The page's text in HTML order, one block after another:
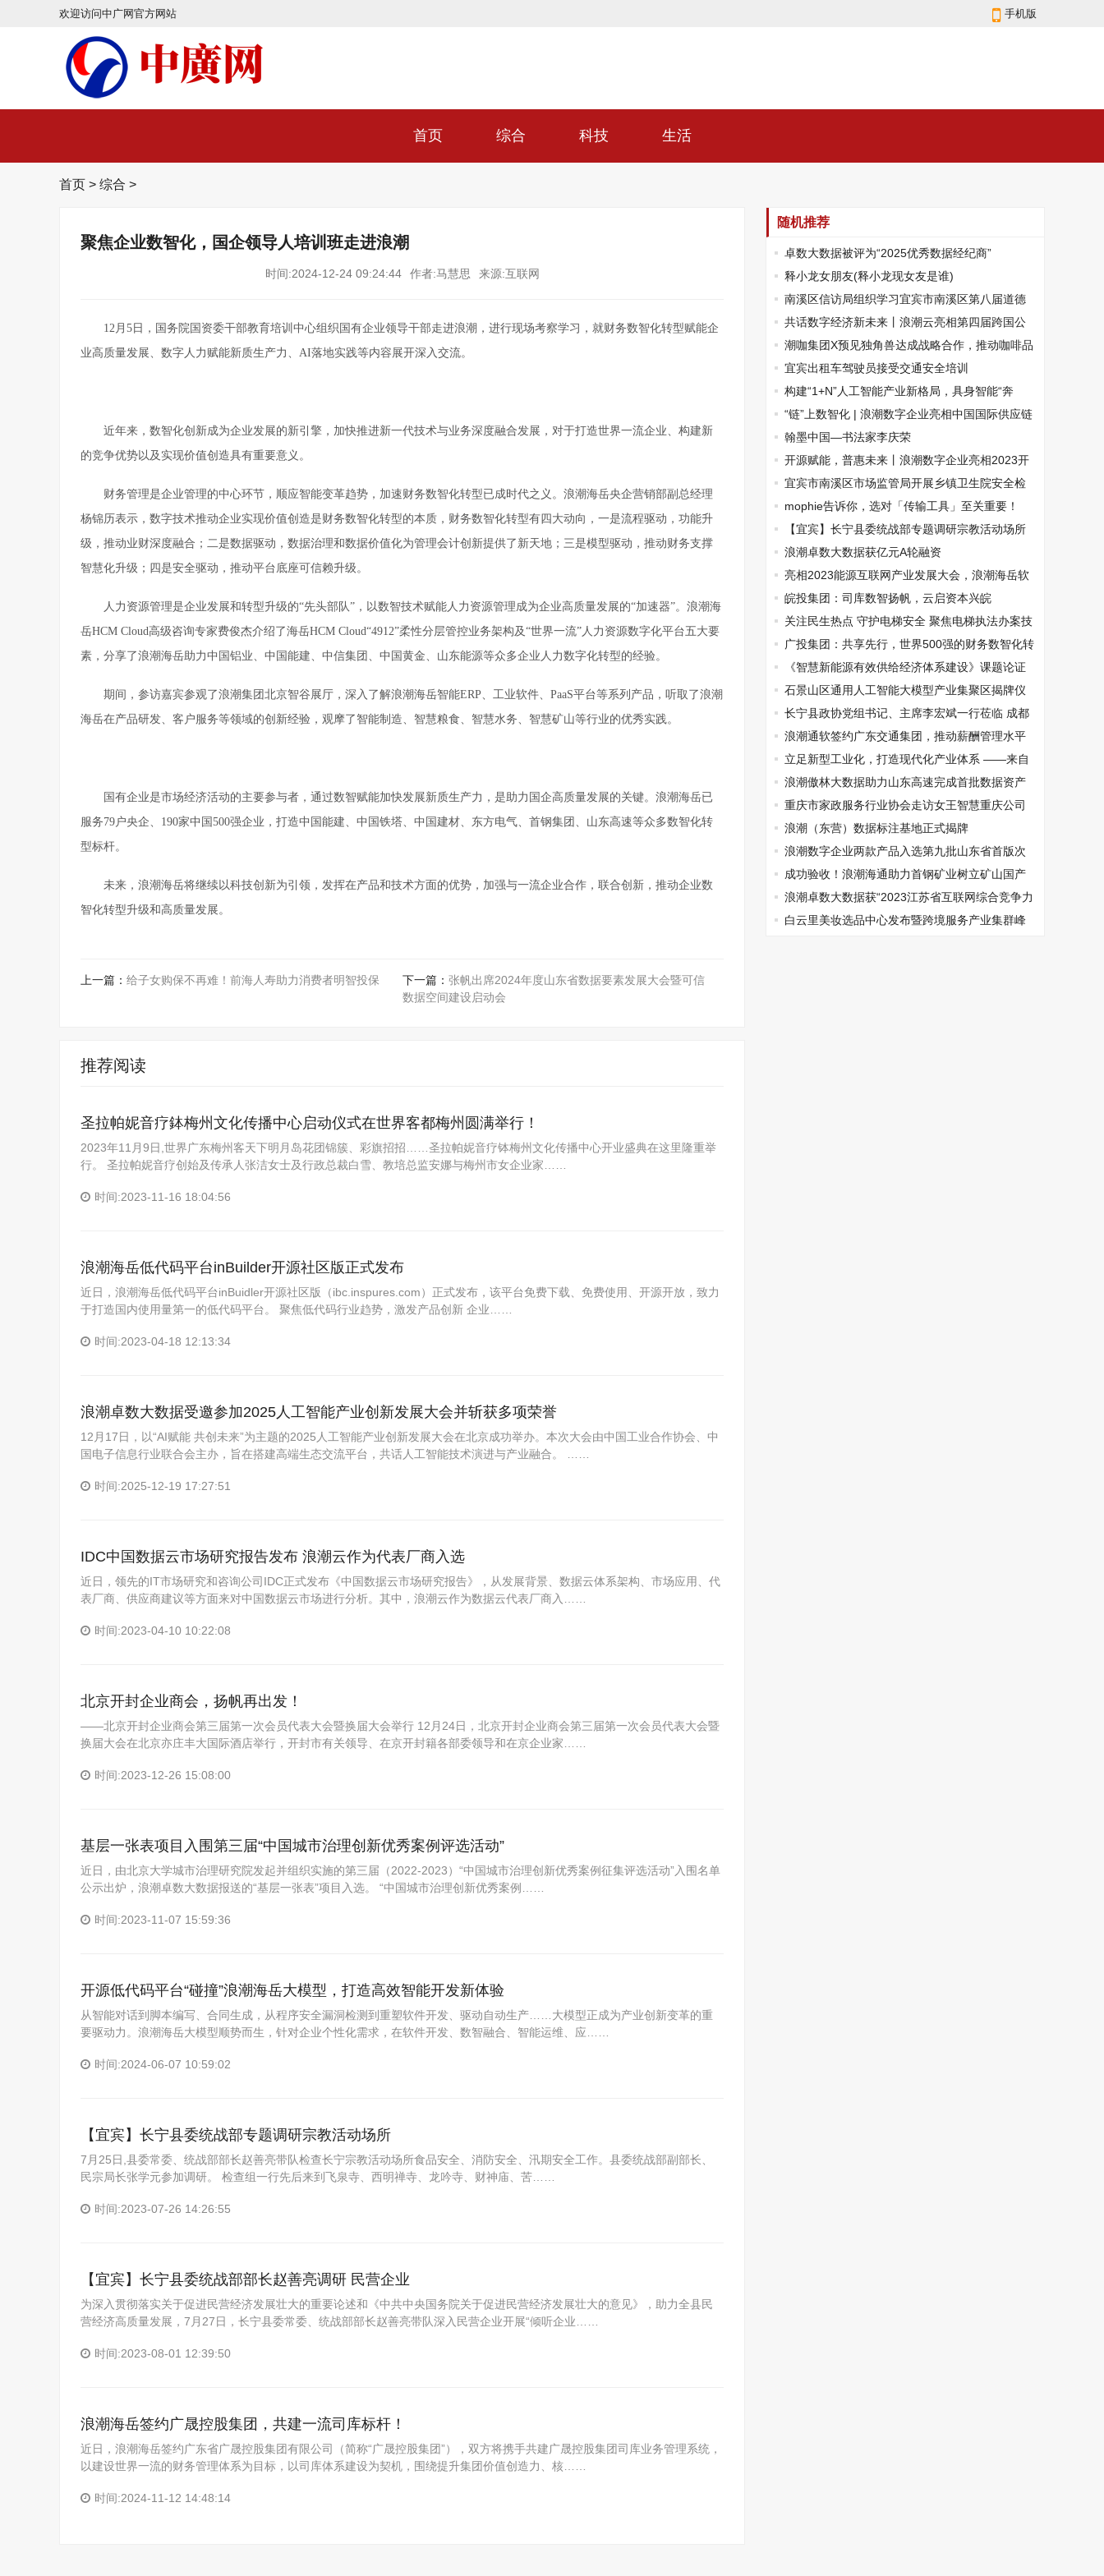
欢迎访问中广网官方网站 手机版
首页 综合 科技 生活
首页 > 综合 >
聚焦企业数智化，国企领导人培训班走进浪潮
时间:2024-12-24 09:24:44 作者:马慧思 来源:互联网
12月5日，国务院国资委干部教育培训中心组织国有企业领导干部走进浪潮，进行现场考察学习，就财务数智化转型赋能企
业高质量发展、数字人力赋能新质生产力、AI落地实践等内容展开深入交流。
近年来，数智化创新成为企业发展的新引擎，加快推进新一代技术与业务深度融合发展，对于打造世界一流企业、构建新
的竞争优势以及实现价值创造具有重要意义。
财务管理是企业管理的中心环节，顺应智能变革趋势，加速财务数智化转型已成时代之义。浪潮海岳央企营销部副总经理
杨锦历表示，数字技术推动企业实现价值创造是财务数智化转型的本质，财务数智化转型有四大动向，一是流程驱动，功能升
级，推动业财深度融合；二是数据驱动，数据治理和数据价值化为管理会计创新提供了新天地；三是模型驱动，推动财务支撑
智慧化升级；四是安全驱动，推动平台底座可信赖升级。
人力资源管理是企业发展和转型升级的“先头部队”，以数智技术赋能人力资源管理成为企业高质量发展的“加速器”。浪潮海
岳HCM Cloud高级咨询专家费俊杰介绍了海岳HCM Cloud“4912”柔性分层管控业务架构及“世界一流”人力资源数字化平台五大要
素，分享了浪潮海岳助力中国铝业、中国能建、中信集团、中国黄金、山东能源等众多企业人力数字化转型的经验。
期间，参访嘉宾参观了浪潮集团北京智谷展厅，深入了解浪潮海岳智能ERP、工业软件、PaaS平台等系列产品，听取了浪潮
海岳在产品研发、客户服务等领域的创新经验，观摩了智能制造、智慧粮食、智慧水务、智慧矿山等行业的优秀实践。
国有企业是市场经济活动的主要参与者，通过数智赋能加快发展新质生产力，是助力国企高质量发展的关键。浪潮海岳已
服务79户央企、190家中国500强企业，打造中国能建、中国铁塔、中国建材、东方电气、首钢集团、山东高速等众多数智化转
型标杆。
未来，浪潮海岳将继续以科技创新为引领，发挥在产品和技术方面的优势，加强与一流企业合作，联合创新，推动企业数
智化转型升级和高质量发展。
上一篇： 给子女购保不再难！前海人寿助力消费者明智投保 下一篇： 张帆出席2024年度山东省数据要素发展大会暨可信
数据空间建设启动会
推荐阅读
圣拉帕妮音疗鉢梅州文化传播中心启动仪式在世界客都梅州圆满举行！
2023年11月9日,世界广东梅州客天下明月岛花团锦簇、彩旗招招……圣拉帕妮音疗钵梅州文化传播中心开业盛典在这里隆重举
行。 圣拉帕妮音疗创始及传承人张洁女士及行政总裁白雪、教培总监安娜与梅州市女企业家……
时间:2023-11-16 18:04:56
浪潮海岳低代码平台inBuilder开源社区版正式发布
近日，浪潮海岳低代码平台inBuidler开源社区版（ibc.inspures.com）正式发布，该平台免费下载、免费使用、开源开放，致力
于打造国内使用量第一的低代码平台。 聚焦低代码行业趋势，激发产品创新 企业……
时间:2023-04-18 12:13:34
浪潮卓数大数据受邀参加2025人工智能产业创新发展大会并斩获多项荣誉
12月17日，以“AI赋能 共创未来”为主题的2025人工智能产业创新发展大会在北京成功举办。本次大会由中国工业合作协会、中
国电子信息行业联合会主办，旨在搭建高端生态交流平台，共话人工智能技术演进与产业融合。 ……
时间:2025-12-19 17:27:51
IDC中国数据云市场研究报告发布 浪潮云作为代表厂商入选
近日，领先的IT市场研究和咨询公司IDC正式发布《中国数据云市场研究报告》，从发展背景、数据云体系架构、市场应用、代
表厂商、供应商建议等方面来对中国数据云市场进行分析。其中，浪潮云作为数据云代表厂商入……
时间:2023-04-10 10:22:08
北京开封企业商会，扬帆再出发！
——北京开封企业商会第三届第一次会员代表大会暨换届大会举行 12月24日，北京开封企业商会第三届第一次会员代表大会暨
换届大会在北京亦庄丰大国际酒店举行，开封市有关领导、在京开封籍各部委领导和在京企业家……
时间:2023-12-26 15:08:00
基层一张表项目入围第三届“中国城市治理创新优秀案例评选活动”
近日，由北京大学城市治理研究院发起并组织实施的第三届（2022-2023）“中国城市治理创新优秀案例征集评选活动”入围名单
公示出炉，浪潮卓数大数据报送的“基层一张表”项目入选。 “中国城市治理创新优秀案例……
时间:2023-11-07 15:59:36
开源低代码平台“碰撞”浪潮海岳大模型，打造高效智能开发新体验
从智能对话到脚本编写、合同生成，从程序安全漏洞检测到重塑软件开发、驱动自动生产……大模型正成为产业创新变革的重
要驱动力。浪潮海岳大模型顺势而生，针对企业个性化需求，在软件开发、数智融合、智能运维、应……
时间:2024-06-07 10:59:02
【宜宾】长宁县委统战部专题调研宗教活动场所
7月25日,县委常委、统战部部长赵善亮带队检查长宁宗教活动场所食品安全、消防安全、汛期安全工作。县委统战部副部长、
民宗局长张学元参加调研。 检查组一行先后来到飞泉寺、西明禅寺、龙吟寺、财神庙、苦……
时间:2023-07-26 14:26:55
【宜宾】长宁县委统战部部长赵善亮调研 民营企业
为深入贯彻落实关于促进民营经济发展壮大的重要论述和《中共中央国务院关于促进民营经济发展壮大的意见》，助力全县民
营经济高质量发展，7月27日，长宁县委常委、统战部部长赵善亮带队深入民营企业开展“倾听企业……
时间:2023-08-01 12:39:50
浪潮海岳签约广晟控股集团，共建一流司库标杆！
近日，浪潮海岳签约广东省广晟控股集团有限公司（简称“广晟控股集团”），双方将携手共建广晟控股集团司库业务管理系统，
以建设世界一流的财务管理体系为目标，以司库体系建设为契机，围绕提升集团价值创造力、核……
时间:2024-11-12 14:48:14
随机推荐
卓数大数据被评为“2025优秀数据经纪商”
释小龙女朋友(释小龙现女友是谁)
南溪区信访局组织学习宜宾市南溪区第八届道德
模范先进事迹
共话数字经济新未来丨浪潮云亮相第四届跨国公
司领导人青岛峰会
潮咖集团X预见独角兽达成战略合作，推动咖啡品
牌走向世界舞台！
宜宾出租车驾驶员接受交通安全培训
构建“1+N”人工智能产业新格局，具身智能“奔
赴”场景应用
“链”上数智化 | 浪潮数字企业亮相中国国际供应链
促进博览会
翰墨中国—书法家李庆荣
开源赋能，普惠未来丨浪潮数字企业亮相2023开
放原子全球开源峰会
宜宾市南溪区市场监管局开展乡镇卫生院安全检
查mophie告诉你，选对「传输工具」至关重要！
【宜宾】长宁县委统战部专题调研宗教活动场所
浪潮卓数大数据获亿元A轮融资
亮相2023能源互联网产业发展大会，浪潮海岳软
件助力数字能源发展
皖投集团：司库数智扬帆，云启资本兴皖
关注民生热点 守护电梯安全 聚焦电梯执法办案技
巧探讨
广投集团：共享先行，世界500强的财务数智化转
型之路《智慧新能源有效供给经济体系建设》课题论证
会在贵州省遵义市茅台镇举行
石景山区通用人工智能大模型产业集聚区揭牌仪
式成功举办
长宁县政协党组书记、主席李宏斌一行莅临 成都
长宁商会考察并举行在蓉企业座谈会
浪潮通软签约广东交通集团，推动薪酬管理水平
全面提升
立足新型工业化，打造现代化产业体系 ——来自
深圳龙华的思考与实践
浪潮傲林大数据助力山东高速完成首批数据资产
入表！
重庆市家政服务行业协会走访女王智慧重庆公司
浪潮（东营）数据标注基地正式揭牌
浪潮数字企业两款产品入选第九批山东省首版次
高端软件产品
成功验收！浪潮海通助力首钢矿业树立矿山国产
化新标杆
浪潮卓数大数据获“2023江苏省互联网综合竞争力
50强”
白云里美妆选品中心发布暨跨境服务产业集群峰